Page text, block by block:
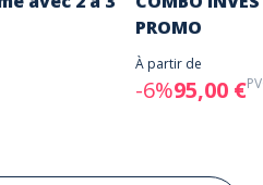
PROMO
À partir de
-6%95,00 €